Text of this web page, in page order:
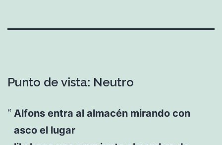
Punto de vista: Neutro
Alfons entra al almacén mirando con
asco el lugar